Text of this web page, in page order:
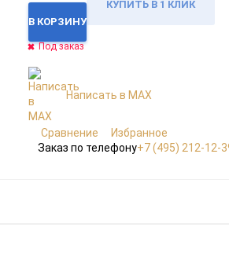
В КОРЗИНУ
КУПИТЬ В 1 КЛИК
Под заказ
Написать в MAX
Сравнение
Избранное
Заказ по телефону+7 (495) 212-12-